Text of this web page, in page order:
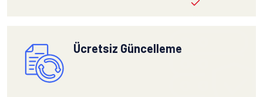
Ücretsiz Güncelleme